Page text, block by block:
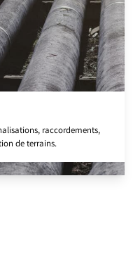
raccordements,
de terrains.